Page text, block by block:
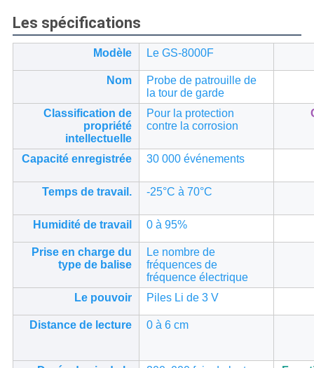
Les spécifications
Modèle Le GS-8000F
Nom
Probe de patrouille de
la tour de garde
Classification de
propriété
intellectuelle
Pour la protection
contre la corrosion
Capacité enregistrée 30 000 événements
Temps de travail. -25°C à 70°C
Humidité de travail 0 à 95%
Prise en charge du
type de balise
Le nombre de
fréquences de
fréquence électrique
Le pouvoir
Piles Li de 3 V
Distance de lecture 0 à 6 cm